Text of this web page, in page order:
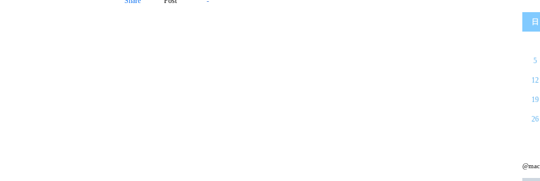
日
5
12
19
26